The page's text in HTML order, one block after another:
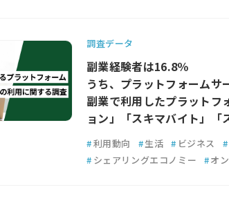
調査データ
副業経験者は16.8％
うち、プラットフォーム
副業で利用したプラットフ
ョン」「スキマバイト」「
#利用動向 #生活 # ビジネス #
# シェアリングエコノミー #オ